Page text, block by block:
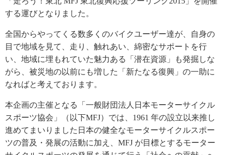
する運びとなりました。
全国からやってくる数多くのバイクユーザー達が、自身の
目で地域を見て、走り、触れあい、綿密なサポートを行
い、地域に埋もれていた魅力ある「潜在資源」も発掘しな
がら、被災地の以前にも増した「新たなる復興」の一助に
なればと考えております。
本企画の主催となる「一般財団法人日本モーターサイクル
スポーツ協会」（以下MFJ）では、1961 年の設立以来推し
進めてまいりました日本の健全なモーターサイクルスポー
ツの普及・発展の活動に加え、MFJ が目標とするモーター